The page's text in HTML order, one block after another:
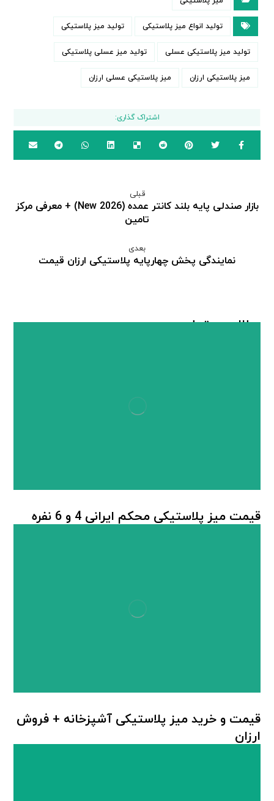
تولید انواع میز پلاستیکی تولید میز پلاستیکی
تولید میز پلاستیکی عسلی تولید میز عسلی پلاستیکی
میز پلاستیکی ارزان میز پلاستیکی عسلی ارزان
قبلی
بازار صندلی پایه بلند کانتر عمده (New 2026) + معرفی مرکز
تامین
بعدی
نمایندگی پخش چهارپایه پلاستیکی ارزان قیمت
مطالب مرتبط ...
قیمت میز پلاستیکی محکم ایرانی 4 و 6 نفره
قیمت و خرید میز پلاستیکی آشپزخانه + فروش
ارزان